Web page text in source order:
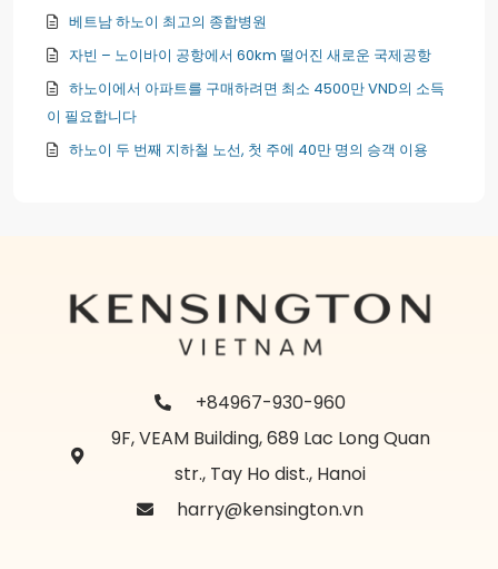
베트남 하노이 최고의 종합병원
자빈 – 노이바이 공항에서 60km 떨어진 새로운 국제공항
하노이에서 아파트를 구매하려면 최소 4500만 VND의 소득
이 필요합니다
하노이 두 번째 지하철 노선, 첫 주에 40만 명의 승객 이용
+84967-930-960
9F, VEAM Building, 689 Lac Long Quan
str., Tay Ho dist., Hanoi
harry@kensington.vn